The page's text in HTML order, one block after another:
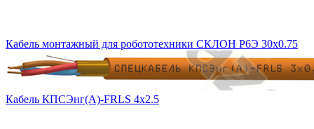
Кабель монтажный для робототехники СКЛОН Р6Э 30х0.75
Кабель КПСЭнг(А)-FRLS 4х2.5